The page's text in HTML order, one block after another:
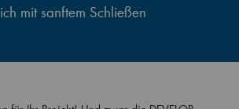
mit sanftem Schließen